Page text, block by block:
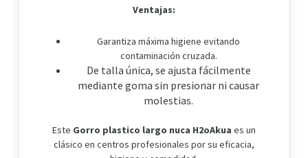
Ventajas:
Garantiza máxima higiene evitando
contaminación cruzada.
De talla única, se ajusta fácilmente
mediante goma sin presionar ni causar
molestias.
Este Gorro plastico largo nuca H2oAkua es un
clásico en centros profesionales por su eficacia,